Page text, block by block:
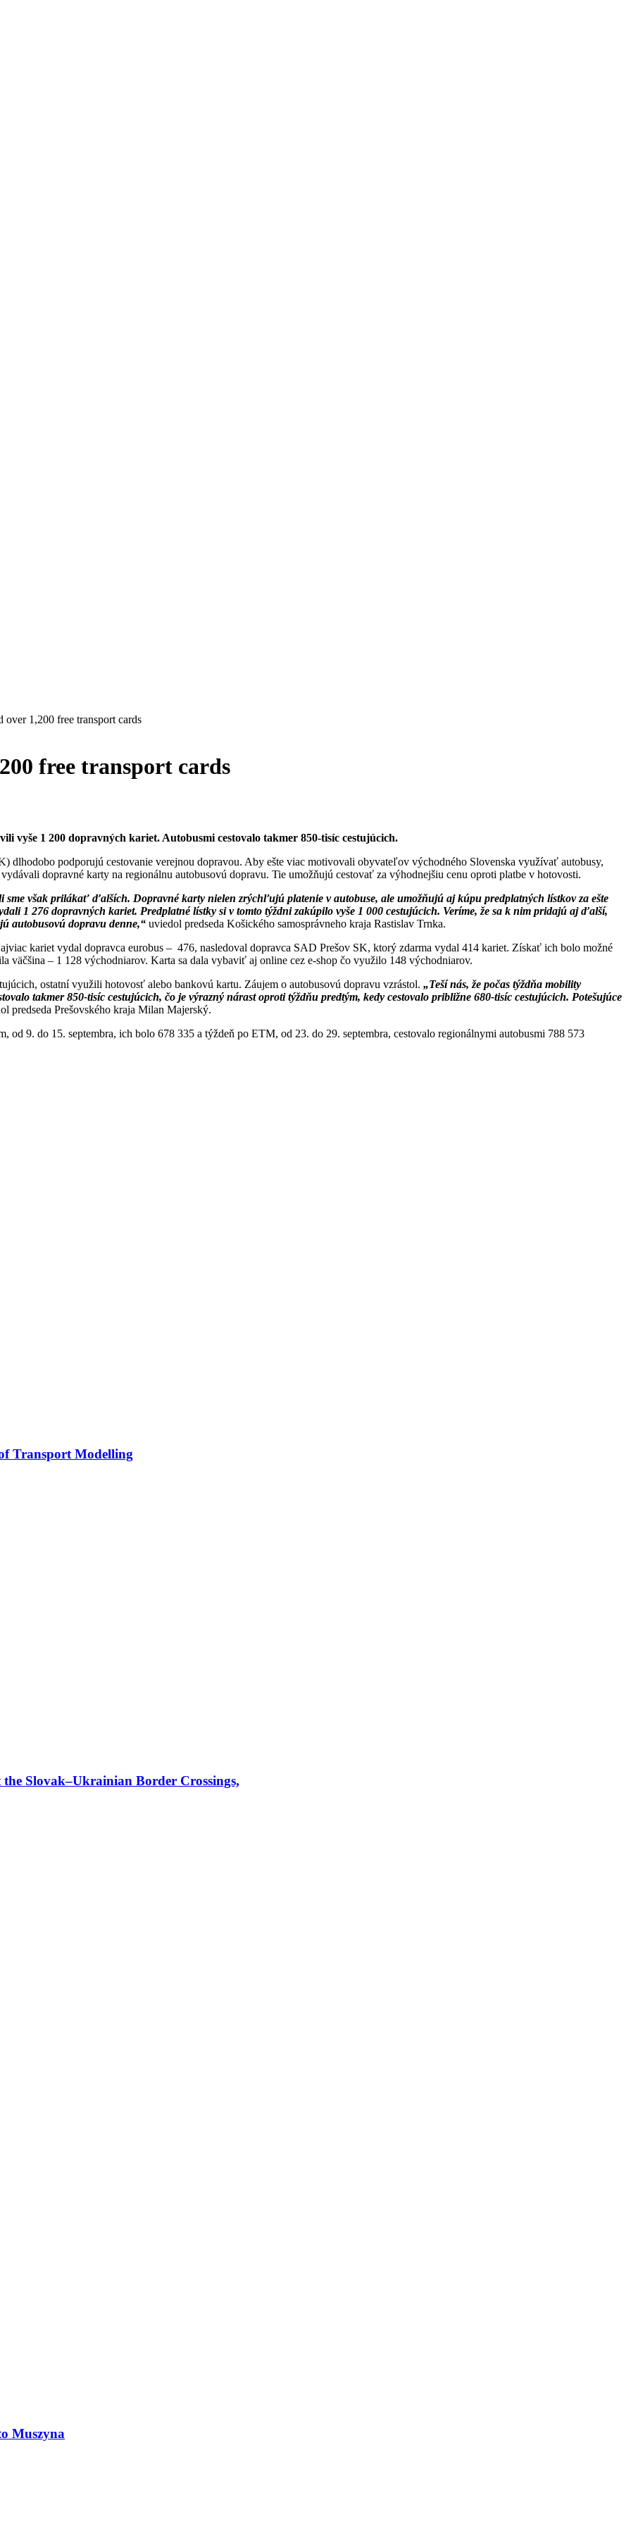
over 1,200 free transport cards
free transport cards
vyše 1 200 dopravných kariet. Autobusmi cestovalo takmer 850-tisíc cestujúcich.
dlhodobo podporujú cestovanie verejnou dopravou. Aby ešte viac motivovali obyvateľov východného Slovenska využívať autobusy,
dopravné karty na regionálnu autobusovú dopravu. Tie umožňujú cestovať za výhodnejšiu cenu oproti platbe v hotovosti.
sme však prilákať ďalších. Dopravné karty nielen zrýchľujú platenie v autobuse, ale umožňujú aj kúpu predplatných lístkov za ešte
1 276 dopravných kariet. Predplatné lístky si v tomto týždni zakúpilo vyše 1 000 cestujúcich. Veríme, že sa k nim pridajú aj ďalší,
autobusovú dopravu denne,“ uviedol predseda Košického samosprávneho kraja Rastislav Trnka.
kariet vydal dopravca eurobus – 476, nasledoval dopravca SAD Prešov SK, ktorý zdarma vydal 414 kariet. Získať ich bolo možné
väčšina – 1 128 východniarov. Karta sa dala vybaviť aj online cez e-shop čo využilo 148 východniarov.
ostatní využili hotovosť alebo bankovú kartu. Záujem o autobusovú dopravu vzrástol. „Teší nás, že počas týždňa mobility
takmer 850-tisíc cestujúcich, čo je výrazný nárast oproti týždňu predtým, kedy cestovalo približne 680-tisíc cestujúcich. Potešujúce
predseda Prešovského kraja Milan Majerský.
od 9. do 15. septembra, ich bolo 678 335 a týždeň po ETM, od 23. do 29. septembra, cestovalo regionálnymi autobusmi 788 573
Transport Modelling
Slovak–Ukrainian Border Crossings,
Muszyna